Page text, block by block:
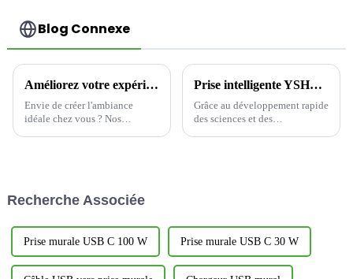
Blog Connexe
Améliorez votre expérience d'éclairage domestique avec des variateurs d'intensité
Envie de créer l'ambiance
idéale chez vous ? Nos
ainsi de créer…
Prise intelligente YSHW101 : ouvrez un nouveau chapitre de l'extérieur
Grâce au développement rapide
des sciences et des
Recherche Associée
Prise murale USB C 100 W Prise murale USB C 30 W